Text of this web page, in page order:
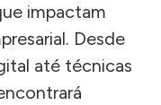
impactam
Desde
até técnicas